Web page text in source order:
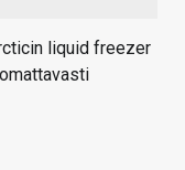
liquid freezer